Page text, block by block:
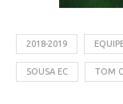
2018-2019
SOUSA EC TOM